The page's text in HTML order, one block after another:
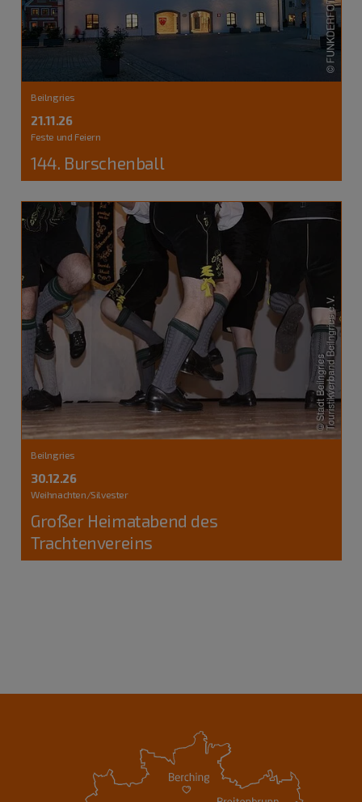
Beilngries
21.11.26
Feste und Feiern
144. Burschenball
Beilngries
30.12.26
Weihnachten/Silvester
Großer Heimatabend des
Trachtenvereins